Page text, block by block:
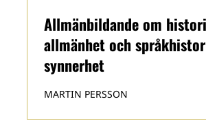
Allmänbildande om
allmänhet och
synnerhet
MARTIN PERSSON